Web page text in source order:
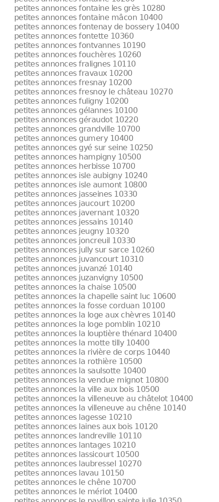
petites annonces fontaine les grès 10280
petites annonces fontaine mâcon 10400
petites annonces fontenay de bossery 10400
petites annonces fontette 10360
petites annonces fontvannes 10190
petites annonces fouchères 10260
petites annonces fralignes 10110
petites annonces fravaux 10200
petites annonces fresnay 10200
petites annonces fresnoy le château 10270
petites annonces fuligny 10200
petites annonces gélannes 10100
petites annonces géraudot 10220
petites annonces grandville 10700
petites annonces gumery 10400
petites annonces gyé sur seine 10250
petites annonces hampigny 10500
petites annonces herbisse 10700
petites annonces isle aubigny 10240
petites annonces isle aumont 10800
petites annonces jasseines 10330
petites annonces jaucourt 10200
petites annonces javernant 10320
petites annonces jessains 10140
petites annonces jeugny 10320
petites annonces joncreuil 10330
petites annonces jully sur sarce 10260
petites annonces juvancourt 10310
petites annonces juvanzé 10140
petites annonces juzanvigny 10500
petites annonces la chaise 10500
petites annonces la chapelle saint luc 10600
petites annonces la fosse corduan 10100
petites annonces la loge aux chèvres 10140
petites annonces la loge pomblin 10210
petites annonces la louptière thénard 10400
petites annonces la motte tilly 10400
petites annonces la rivière de corps 10440
petites annonces la rothière 10500
petites annonces la saulsotte 10400
petites annonces la vendue mignot 10800
petites annonces la ville aux bois 10500
petites annonces la villeneuve au châtelot 10400
petites annonces la villeneuve au chêne 10140
petites annonces lagesse 10210
petites annonces laines aux bois 10120
petites annonces landreville 10110
petites annonces lantages 10210
petites annonces lassicourt 10500
petites annonces laubressel 10270
petites annonces lavau 10150
petites annonces le chêne 10700
petites annonces le mériot 10400